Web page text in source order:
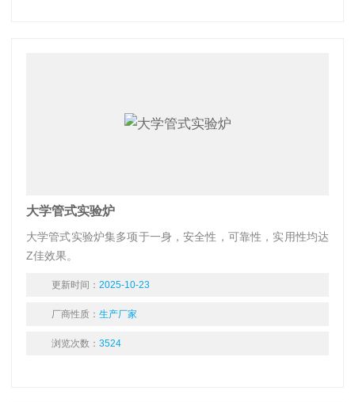
大学管式实验炉
大学管式实验炉集多项于一身，安全性，可靠性，实用性均达
Z佳效果。
更新时间： 2025-10-23
厂商性质： 生产厂家
浏览次数： 3524